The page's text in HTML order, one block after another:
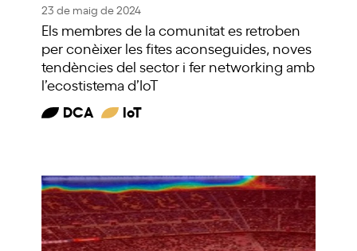
23 de maig de 2024
Els membres de la comunitat es retroben
per conèixer les fites aconseguides, noves
tendències del sector i fer networking amb
l’ecostistema d’IoT
DCA IoT